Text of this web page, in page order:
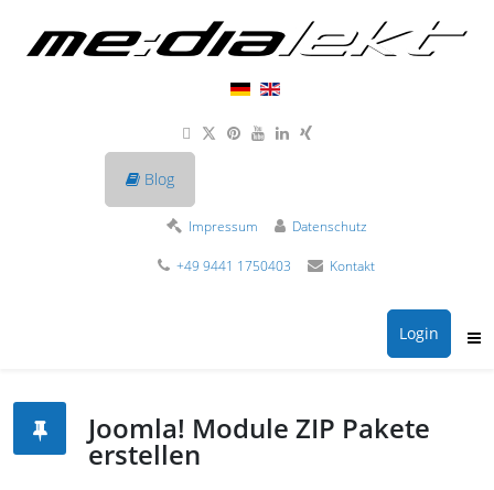
Blog
Impressum Datenschutz
+49 9441 1750403 Kontakt
Login
Joomla! Module ZIP Pakete
erstellen